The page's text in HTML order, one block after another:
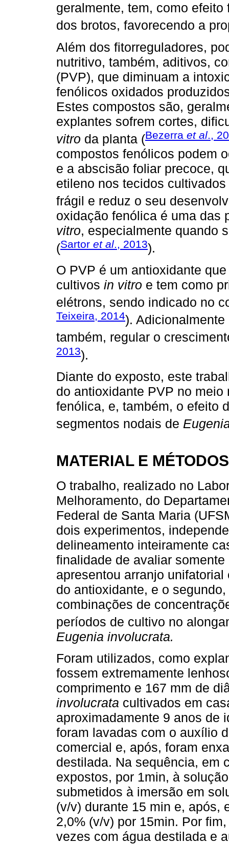
geralmente, tem, como
dos brotos, favorecendo a
Além dos fitorreguladores,
nutritivo, também, aditivos,
(PVP), que diminuam a
fenólicos oxidados
Estes compostos são,
explantes sofrem cortes,
vitro da planta (Bezerra et al.,
compostos fenólicos podem
e a abscisão foliar precoce,
etileno nos tecidos cultivados
frágil e reduz o seu
oxidação fenólica é uma
vitro, especialmente quando
(Sartor et al., 2013).
O PVP é um antioxidante
cultivos in vitro e tem como
elétrons, sendo indicado no
Teixeira, 2014).
também, regular o
2013).
Diante do exposto, este
do antioxidante PVP no
fenólica, e, também, o efeito
segmentos nodais de
MATERIAL E MÉTODOS
O trabalho, realizado no
Melhoramento, do
Federal de Santa Maria
dois experimentos,
delineamento inteiramente
finalidade de avaliar
apresentou arranjo
do antioxidante, e o
combinações de
períodos de cultivo no
Eugenia involucrata.
Foram utilizados, como
fossem extremamente
comprimento e 167 mm de
involucrata cultivados em
aproximadamente 9 anos de
foram lavadas com o auxílio
comercial e, após, foram
destilada. Na sequência, em
expostos, por 1min, à
submetidos à imersão em
(v/v) durante 15 min e, após,
2,0% (v/v) por 15min. Por
vezes com água destilada e